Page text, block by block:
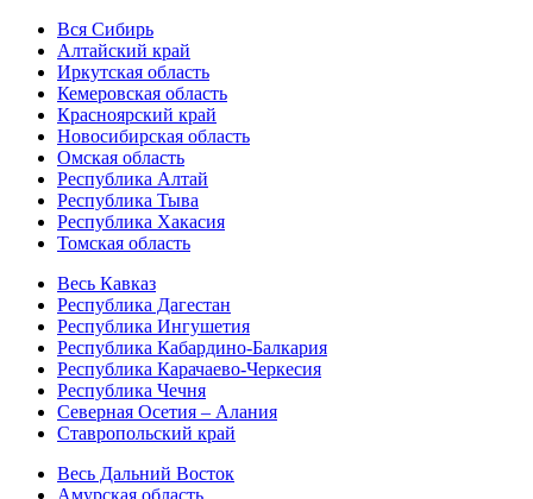
Вся Сибирь
Алтайский край
Иркутская область
Кемеровская область
Красноярский край
Новосибирская область
Омская область
Республика Алтай
Республика Тыва
Республика Хакасия
Томская область
Весь Кавказ
Республика Дагестан
Республика Ингушетия
Республика Кабардино-Балкария
Республика Карачаево-Черкесия
Республика Чечня
Северная Осетия – Алания
Ставропольский край
Весь Дальний Восток
Амурская область